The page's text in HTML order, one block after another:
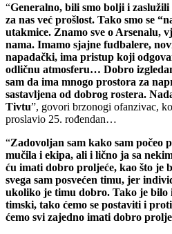
“Generalno, bili smo bolji i
za nas već prošlost. Tako smo se
utakmice. Znamo sve o Arsenalu,
nama. Imamo sjajne fudbalere,
napadački, ima pristup koji
odličnu atmosferu… Dobro
sam da ima mnogo prostora za
sastavljena od dobrog rostera.
Tivtu”, govori brzonogi ofanzivac,
proslavio 25. rođendan…
“Zadovoljan sam kako sam počeo
mučila i ekipa, ali i lično ja sa
ću imati dobro proljeće, kao što je
svega sam posvećen timu, jer
ukoliko je timu dobro. Tako je
timski, tako ćemo se postaviti i
ćemo svi zajedno imati dobro